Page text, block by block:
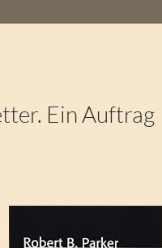
Ein Auftrag